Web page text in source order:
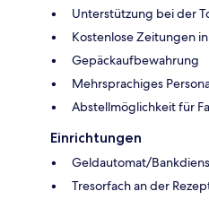
Unterstützung bei der
Kostenlose Zeitungen
Gepäckaufbewahrung
Mehrsprachiges
Abstellmöglichkeit für
Einrichtungen
Geldautomat/
Tresorfach an der